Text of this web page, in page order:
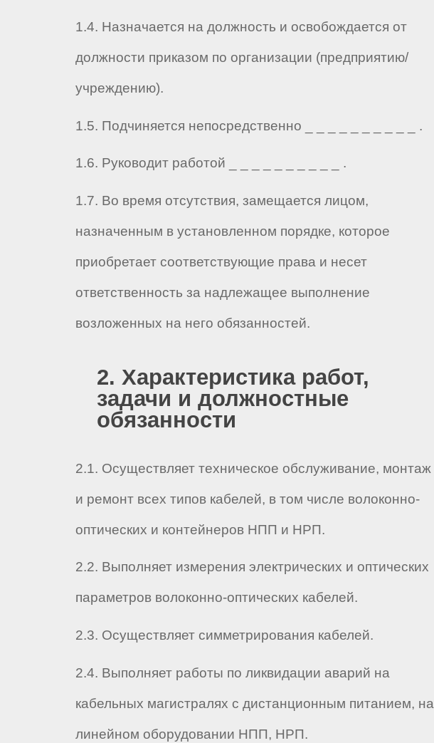
1.4. Назначается на должность и освобождается от
должности приказом по организации (предприятию/
учреждению).
1.5. Подчиняется непосредственно _ _ _ _ _ _ _ _ _ _ .
1.6. Руководит работой _ _ _ _ _ _ _ _ _ _ .
1.7. Во время отсутствия, замещается лицом,
назначенным в установленном порядке, которое
приобретает соответствующие права и несет
ответственность за надлежащее выполнение
возложенных на него обязанностей.
2. Характеристика работ,
задачи и должностные
обязанности
2.1. Осуществляет техническое обслуживание, монтаж
и ремонт всех типов кабелей, в том числе волоконно-
оптических и контейнеров НПП и НРП.
2.2. Выполняет измерения электрических и оптических
параметров волоконно-оптических кабелей.
2.3. Осуществляет симметрирования кабелей.
2.4. Выполняет работы по ликвидации аварий на
кабельных магистралях с дистанционным питанием, на
линейном оборудовании НПП, НРП.